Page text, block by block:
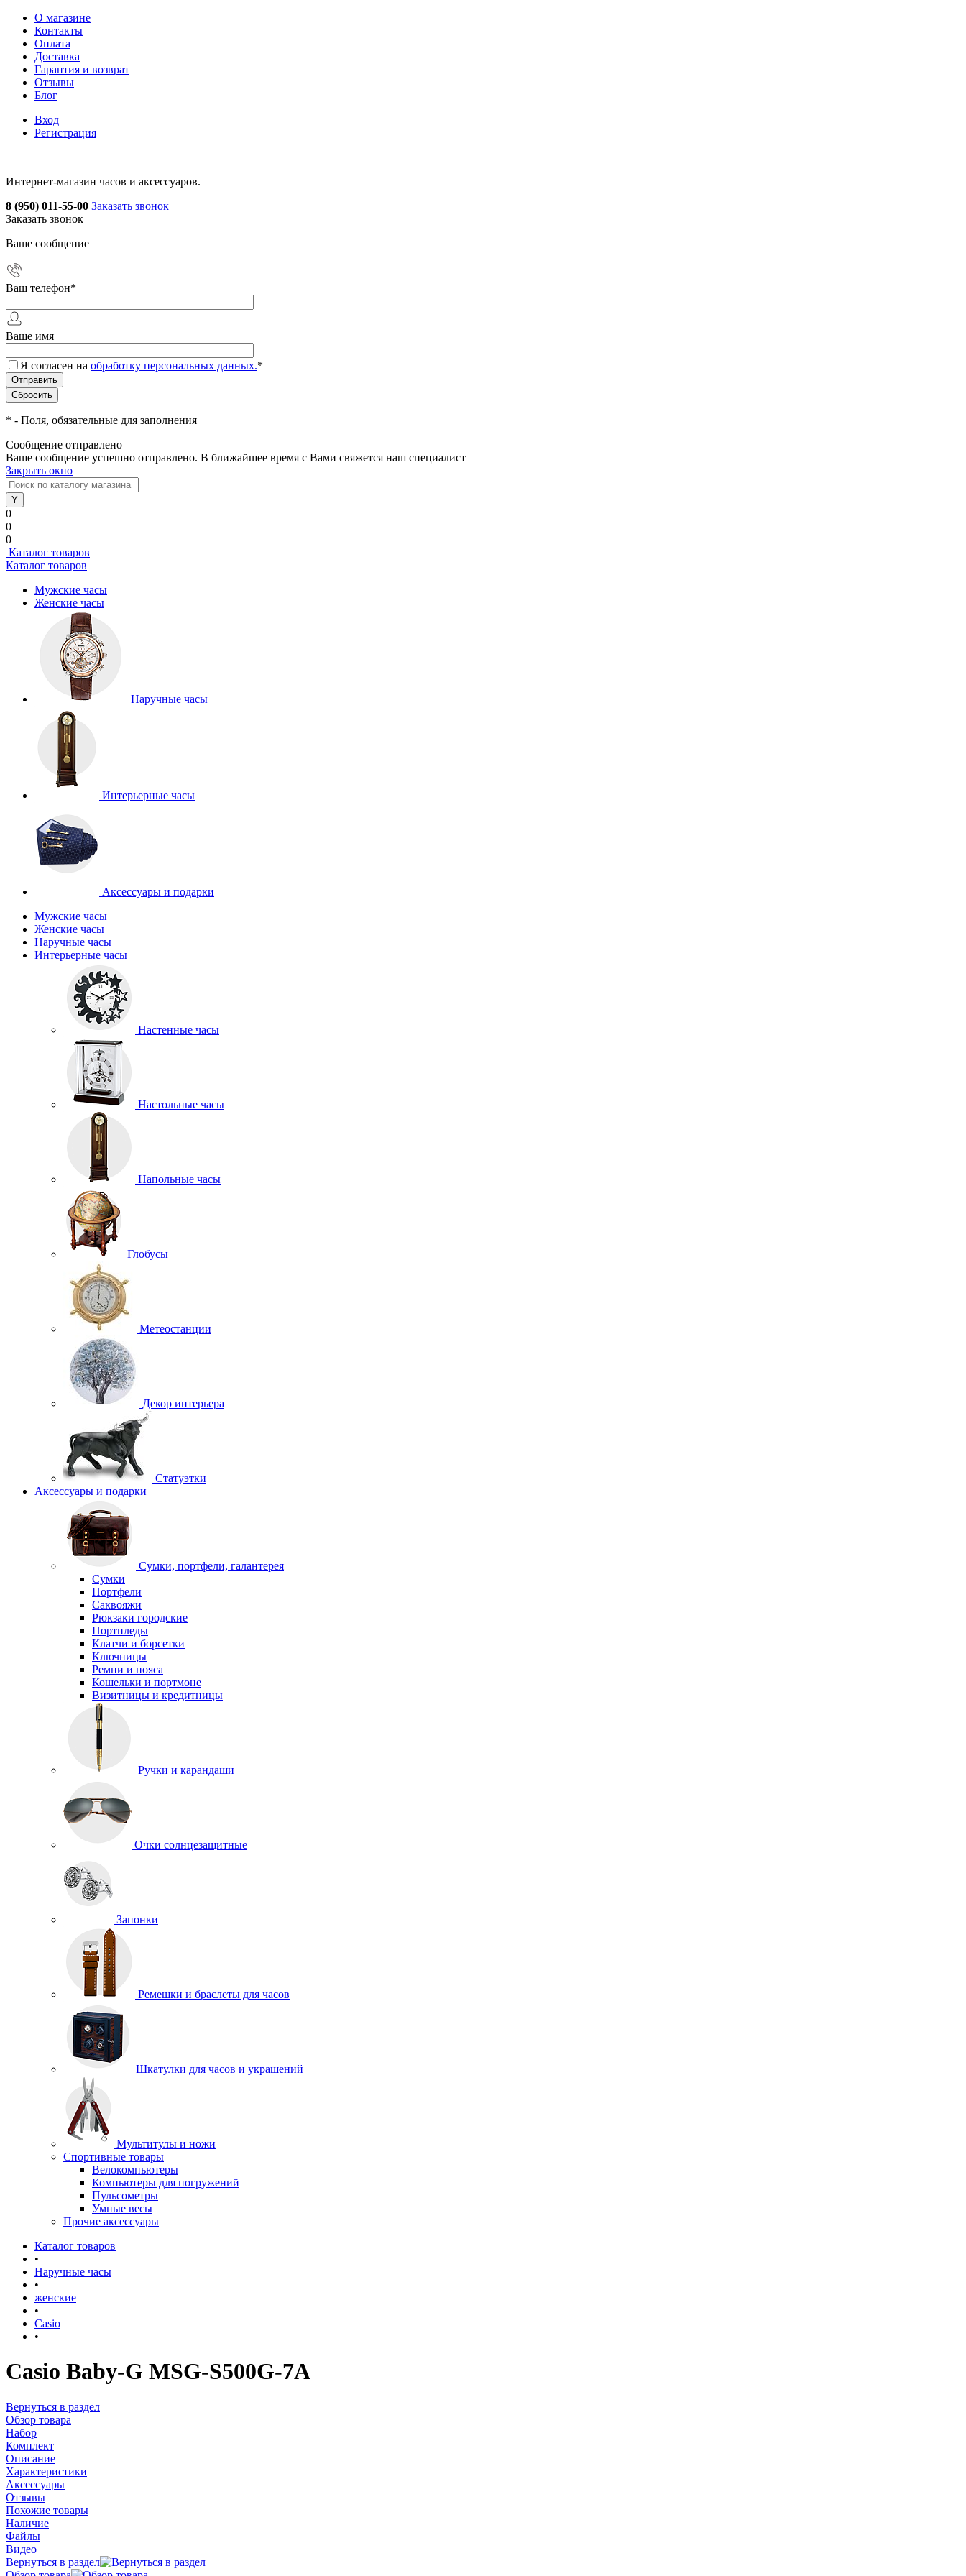
О магазине
Контакты
Оплата
Доставка
Гарантия и возврат
Отзывы
Блог
Вход
Регистрация
Интернет-магазин часов и аксессуаров.
8 (950) 011-55-00 Заказать звонок
Заказать звонок
Ваше сообщение
Ваш телефон*
Ваше имя
Я согласен на обработку персональных данных.*
* - Поля, обязательные для заполнения
Сообщение отправлено
Ваше сообщение успешно отправлено. В ближайшее время с Вами свяжется наш специалист
Закрыть окно
0
0
0
Каталог товаров
Каталог товаров
Мужские часы
Женские часы
Наручные часы
Интерьерные часы
Аксессуары и подарки
Мужские часы
Женские часы
Наручные часы
Интерьерные часы
Настенные часы
Настольные часы
Напольные часы
Глобусы
Метеостанции
Декор интерьера
Статуэтки
Аксессуары и подарки
Сумки, портфели, галантерея
Сумки
Портфели
Саквояжи
Рюкзаки городские
Портпледы
Клатчи и борсетки
Ключницы
Ремни и пояса
Кошельки и портмоне
Визитницы и кредитницы
Ручки и карандаши
Очки солнцезащитные
Запонки
Ремешки и браслеты для часов
Шкатулки для часов и украшений
Мультитулы и ножи
Спортивные товары
Велокомпьютеры
Компьютеры для погружений
Пульсометры
Умные весы
Прочие аксессуары
Каталог товаров
•
Наручные часы
•
женские
•
Casio
•
Casio Baby-G MSG-S500G-7A
Вернуться в раздел
Обзор товара
Набор
Комплект
Описание
Характеристики
Аксессуары
Отзывы
Похожие товары
Наличие
Файлы
Видео
Вернуться в раздел